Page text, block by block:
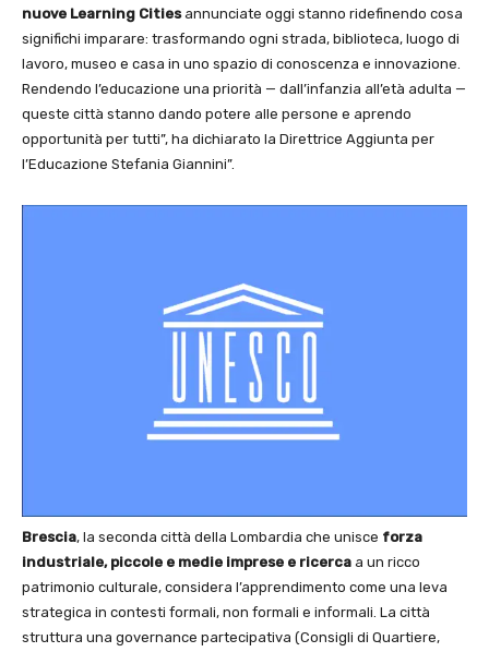
nuove Learning Citiesannunciate oggi stanno ridefinendo cosa
significhi imparare: trasformando ogni strada, biblioteca, luogo di
lavoro, museo e casa in uno spazio di conoscenza e innovazione.
Rendendo l’educazione una priorità — dall’infanzia all’età adulta —
queste città stanno dando potere alle persone e aprendo
opportunità per tutti”, ha dichiarato la Direttrice Aggiunta per
l’Educazione Stefania Giannini”.
Brescia, la seconda città della Lombardia che unisce forza
industriale, piccole e medie imprese e ricerca a un ricco
patrimonio culturale, considera l’apprendimento come una leva
strategica in contesti formali, non formali e informali. La città
struttura una governance partecipativa (Consigli di Quartiere,